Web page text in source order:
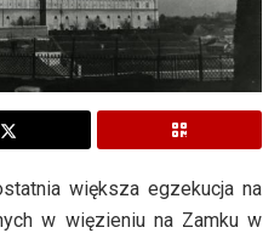
większa egzekucja na
w więzieniu na Zamku w